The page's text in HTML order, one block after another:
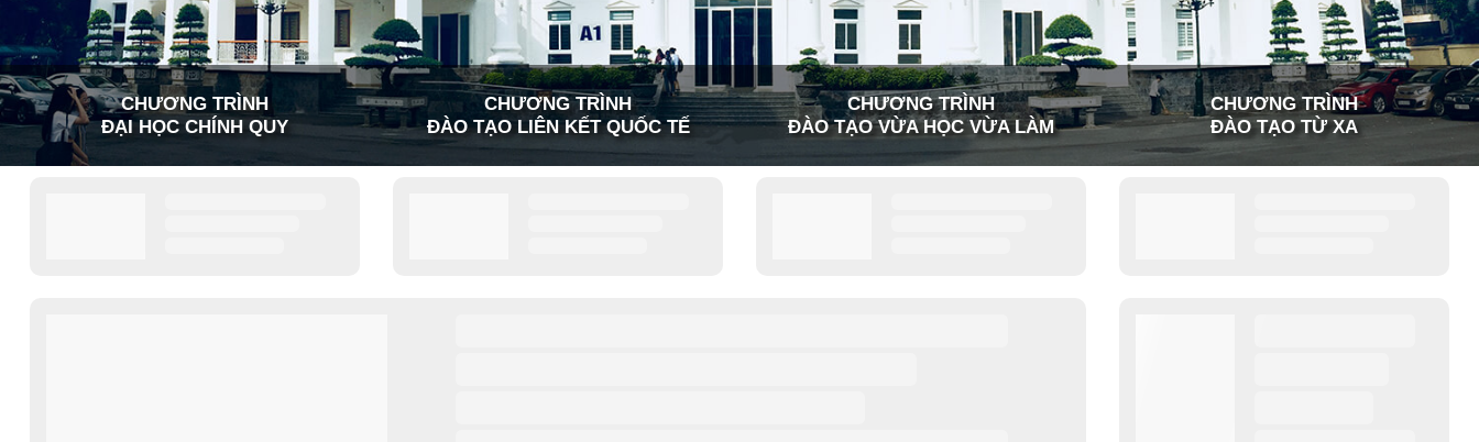
CHƯƠNG TRÌNH
ĐẠI HỌC CHÍNH QUY
CHƯƠNG TRÌNH
ĐÀO TẠO LIÊN KẾT QUỐC TẾ
CHƯƠNG TRÌNH
ĐÀO TẠO VỪA HỌC VỪA LÀM
CHƯƠNG TRÌNH
ĐÀO TẠO TỪ XA